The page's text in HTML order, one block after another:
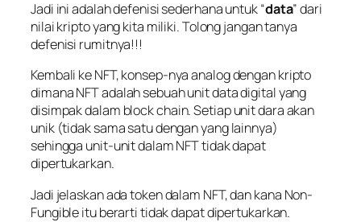
Jadi ini adalah defenisi sederhana untuk “data” dari
nilai kripto yang kita miliki. Tolong jangan tanya
defenisi rumitnya!!!
Kembali ke NFT, konsep-nya analog dengan kripto
dimana NFT adalah sebuah unit data digital yang
disimpak dalam block chain. Setiap unit dara akan
unik (tidak sama satu dengan yang lainnya)
sehingga unit-unit dalam NFT tidak dapat
dipertukarkan.
Jadi jelaskan ada token dalam NFT, dan kana Non-
Fungible itu berarti tidak dapat dipertukarkan.